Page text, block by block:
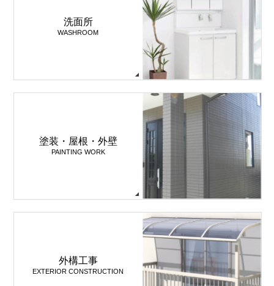
洗面所
WASHROOM
塗装・屋根・外壁
PAINTING WORK
外構工事
EXTERIOR CONSTRUCTION